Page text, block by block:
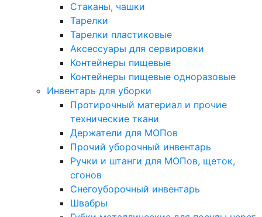
Стаканы, чашки
Тарелки
Тарелки пластиковые
Аксессуары для сервировки
Контейнеры пищевые
Контейнеры пищевые одноразовые
Инвентарь для уборки
Протирочный материал и прочие
технические ткани
Держатели для МОПов
Прочий уборочный инвентарь
Ручки и штанги для МОПов, щеток,
сгонов
Снегоуборочный инвентарь
Швабры